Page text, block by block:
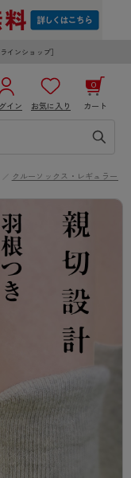
インショップ］
イン お気に入り カート
0
料無料
録
KIDS
クルーソックス・レギュラーソ